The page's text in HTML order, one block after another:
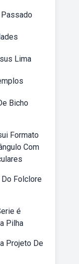
Passado
Lima
Bicho
Formato
Com
Folclore
é
Pilha
Projeto De